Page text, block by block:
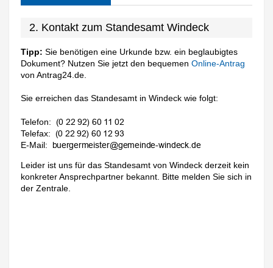
2. Kontakt zum Standesamt Windeck
Tipp: Sie benötigen eine Urkunde bzw. ein beglaubigtes
Dokument? Nutzen Sie jetzt den bequemenOnline-Antrag
von Antrag24.de.
Sie erreichen das Standesamt in Windeck wie folgt:
Telefon:
Telefax:
E-Mail:
Leider ist uns für das Standesamt von Windeck derzeit kein
konkreter Ansprechpartner bekannt. Bitte melden Sie sich in
der Zentrale.